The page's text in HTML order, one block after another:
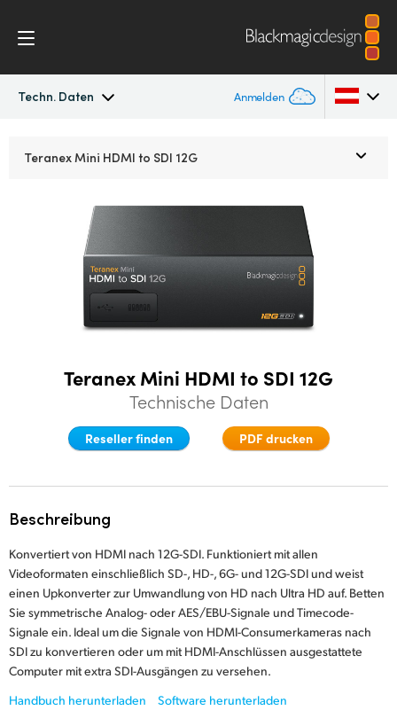
Techn. Daten Anmelden
Austria
Brazil
Canada
Denmark
France
Germany
Hong Kong SAR, China
Korea
Teranex Mini HDMI to SDI 12G
Teranex Mini HDMI to SDI 12G
Technische Daten
Reseller finden PDF drucken
Beschreibung
Konvertiert von HDMI nach 12G-SDI. Funktioniert mit allen
Videoformaten einschließlich SD-, HD-, 6G- und 12G-SDI und weist
einen Upkonverter zur Umwandlung von HD nach Ultra HD auf. Betten
Sie symmetrische Analog- oder AES/EBU-Signale und Timecode-
Signale ein. Ideal um die Signale von HDMI-Consumerkameras nach
SDI zu konvertieren oder um mit HDMI-Anschlüssen ausgestattete
Computer mit extra SDI-Ausgängen zu versehen.
Handbuch herunterladen
Software herunterladen